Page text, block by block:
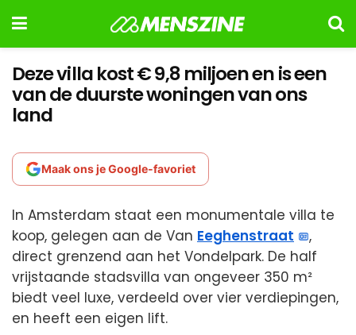
Deze villa kost € 9,8 miljoen en is een
van de duurste woningen van ons
land
Maak ons je Google-favoriet
In Amsterdam staat een monumentale villa te
koop, gelegen aan de Van Eeghenstraat
,
direct grenzend aan het Vondelpark. De half
vrijstaande stadsvilla van ongeveer 350 m²
biedt veel luxe, verdeeld over vier verdiepingen,
en heeft een eigen lift.